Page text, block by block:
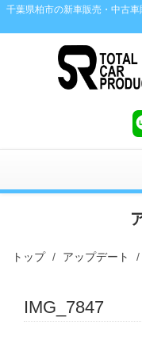
千葉県柏市の新車販売・中古
トップ アップデート
IMG_7847